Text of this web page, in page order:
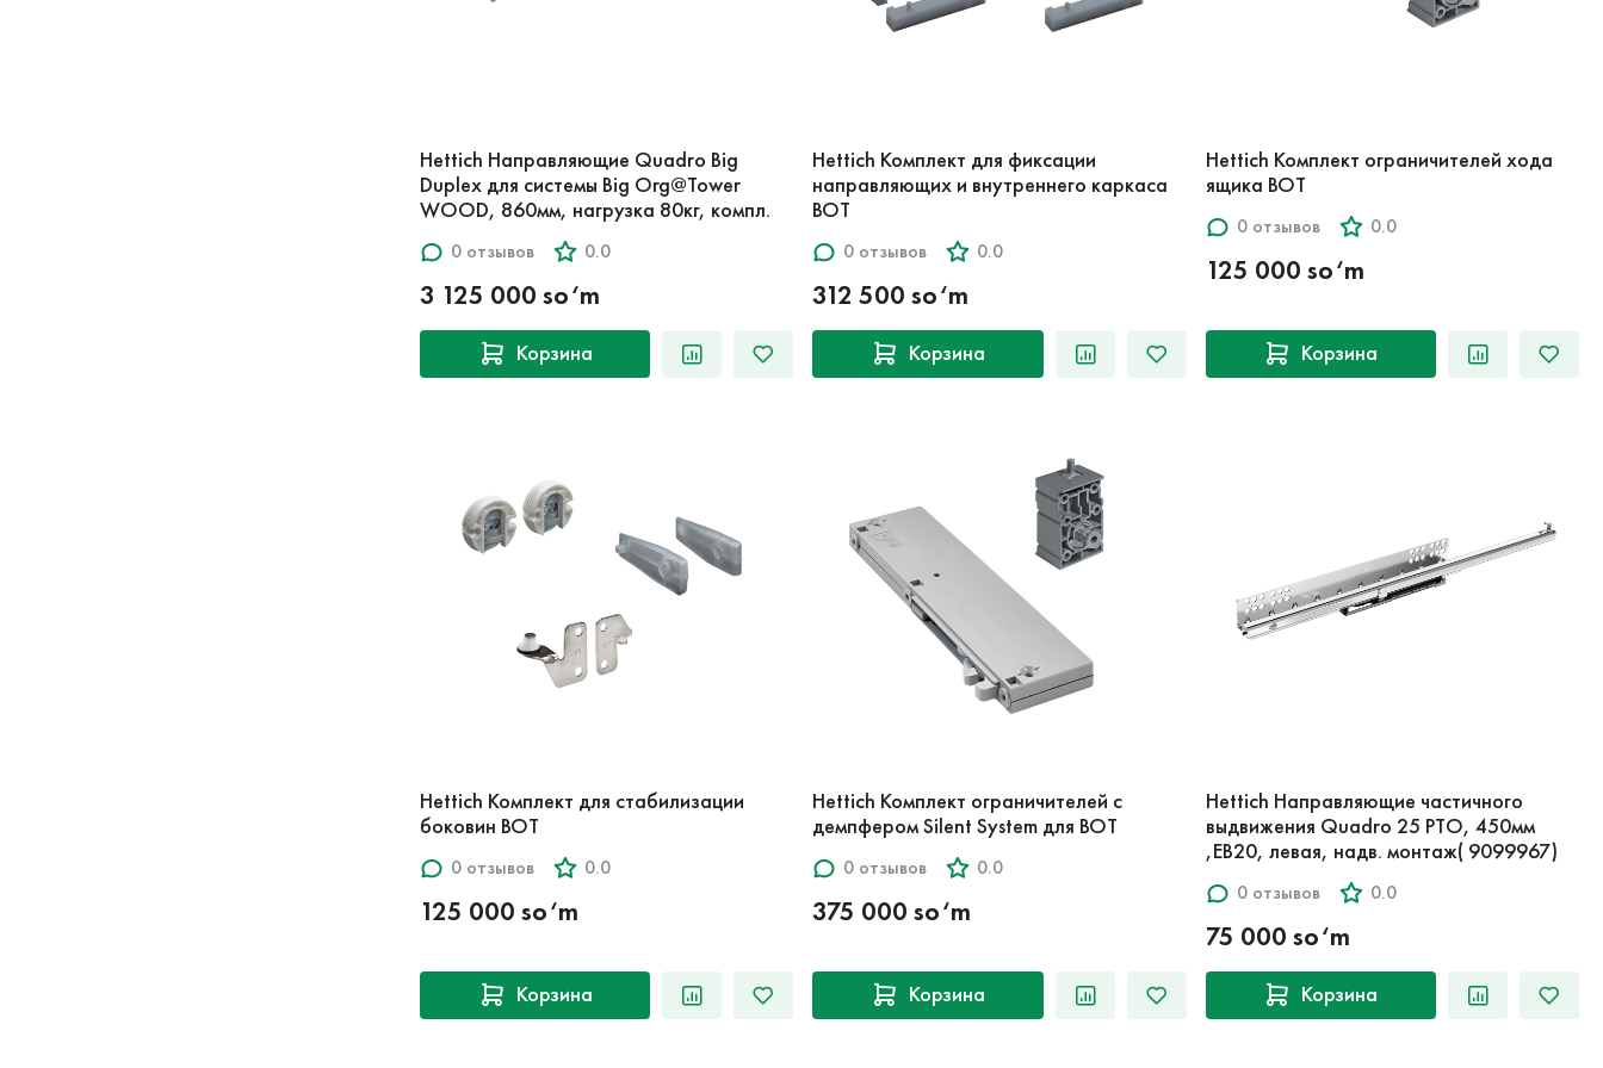
Hettich Направляющие Quadro Big
Duplex для системы Big Org@Tower
WOOD, 860мм, нагрузка 80кг, компл.
0 отзывов 0.0
3 125 000 so‘m
Корзина
Hettich Комплект для фиксации
направляющих и внутреннего каркаса
BOT
0 отзывов 0.0
312 500 so‘m
Корзина
Hettich Комплект ограничителей хода
ящика BOT
0 отзывов 0.0
125 000 so‘m
Корзина
Hettich Комплект для стабилизации
боковин BOT
0 отзывов 0.0
125 000 so‘m
Корзина
Hettich Комплект ограничителей с
демпфером Silent System для BOT
0 отзывов 0.0
375 000 so‘m
Корзина
Hettich Направляющие частичного
выдвижения Quadro 25 PTO, 450мм
,EB20, левая, надв. монтаж( 9099967)
0 отзывов 0.0
75 000 so‘m
Корзина